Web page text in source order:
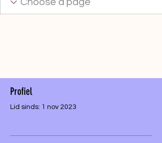
Profiel
Lid sinds: 1 nov 2023